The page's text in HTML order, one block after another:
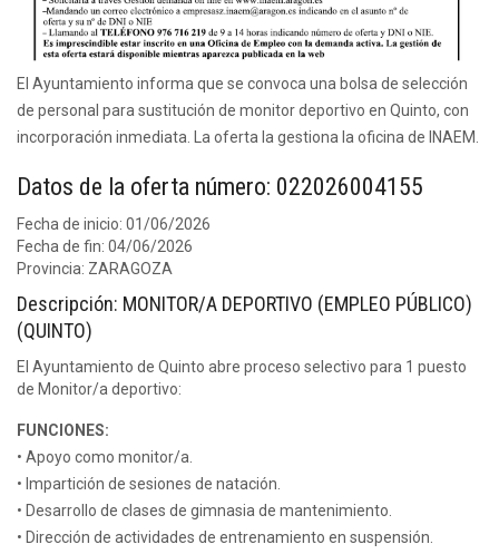
El Ayuntamiento informa que se convoca una bolsa de selección
de personal para sustitución de monitor deportivo en Quinto, con
incorporación inmediata. La oferta la gestiona la oficina de INAEM.
Datos de la oferta número: 022026004155
Fecha de inicio: 01/06/2026
Fecha de fin: 04/06/2026
Provincia: ZARAGOZA
Descripción: MONITOR/A DEPORTIVO (EMPLEO PÚBLICO)
(QUINTO)
El Ayuntamiento de Quinto abre proceso selectivo para 1 puesto
de Monitor/a deportivo:
FUNCIONES:
• Apoyo como monitor/a.
• Impartición de sesiones de natación.
• Desarrollo de clases de gimnasia de mantenimiento.
• Dirección de actividades de entrenamiento en suspensión.